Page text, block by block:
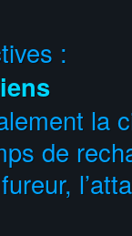
:
la
de